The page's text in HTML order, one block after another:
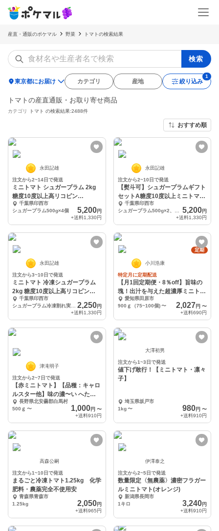
産直・通販のポケマル 野菜 トマトの検索結果
検索
location_on東京都にお届け カテゴリ 産地 絞り込み
トマトの産直通販・お取り寄せ商品
カテゴリ トマト の検索結果:2488件
おすすめ順
永田記雄
注文から2~14日で発送
ミニトマト シュガープラム 2kg
糖度10度以上高リコピン
(300004)
千葉県印西市
シュガープラム500g×4個
5,200円
+送料1,330円
永田記雄
注文から2~10日で発送
【熨斗可】シュガープラムギフト
セットA糖度10度以上ミニトマト
(300106)
千葉県印西市
5,200円
+送料1,330円
永田記雄
注文から3~10日で発送
ミニトマト 冷凍シュガープラム
2kg 糖度10度以上高リコピン
(300012)
千葉県印西市
2,250円
+送料1,330円
定期
小川浩康
特定月に定期配送
【月1回定期便・8％off】旨味の
塊！出汁を与えた超濃厚ミニトマ
ト 愛知県田原市
900ｇ（75~100個) 〜 2,027円 〜
+送料690円
津滝明子
注文から2~7日で発送
【赤ミニトマト】【品種：キャロ
ルスター他】味の濃〜い へたな
しミニトマト♪
長野県北安曇郡白馬村
500ｇ 〜 1,000円 〜
+送料910円
大澤初男
注文から1~3日で発送
値下げ敢行！【ミニトマト・凛々
子】
埼玉県坂戸市
1kg 〜 980円 〜
+送料910円
高森公嗣
注文から1~10日で発送
まるごと冷凍トマト1.25kg 化学
肥料・農薬完全不使用安
青森県青森市
1.25kg
2,050円
+送料965円
伊澤泰之
注文から2~5日で発送
数量限定〈無農薬〉濃密フラガー
ルミニトマト(オレンジ)
新潟県長岡市
1キロ
3,240円
+送料910円